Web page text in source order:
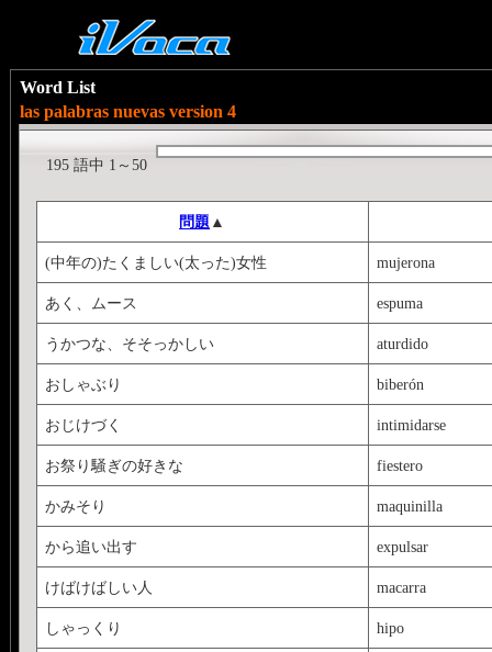
Word List
las palabras nuevas version 4
195 語中 1～50
問題 ▲
(中年の)たくましい(太った)女性 mujerona
あく、ムース espuma
うかつな、そそっかしい aturdido
おしゃぶり biberón
おじけづく intimidarse
お祭り騒ぎの好きな fiestero
かみそり maquinilla
から追い出す expulsar
けばけばしい人 macarra
しゃっくり hipo